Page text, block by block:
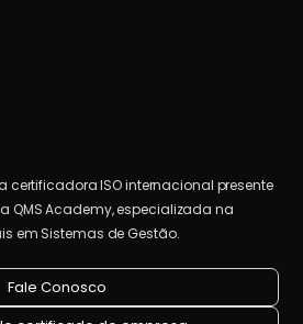
certificadora ISO internacional presente
QMS Academy, especializada na
em Sistemas de Gestão.
Fale Conosco